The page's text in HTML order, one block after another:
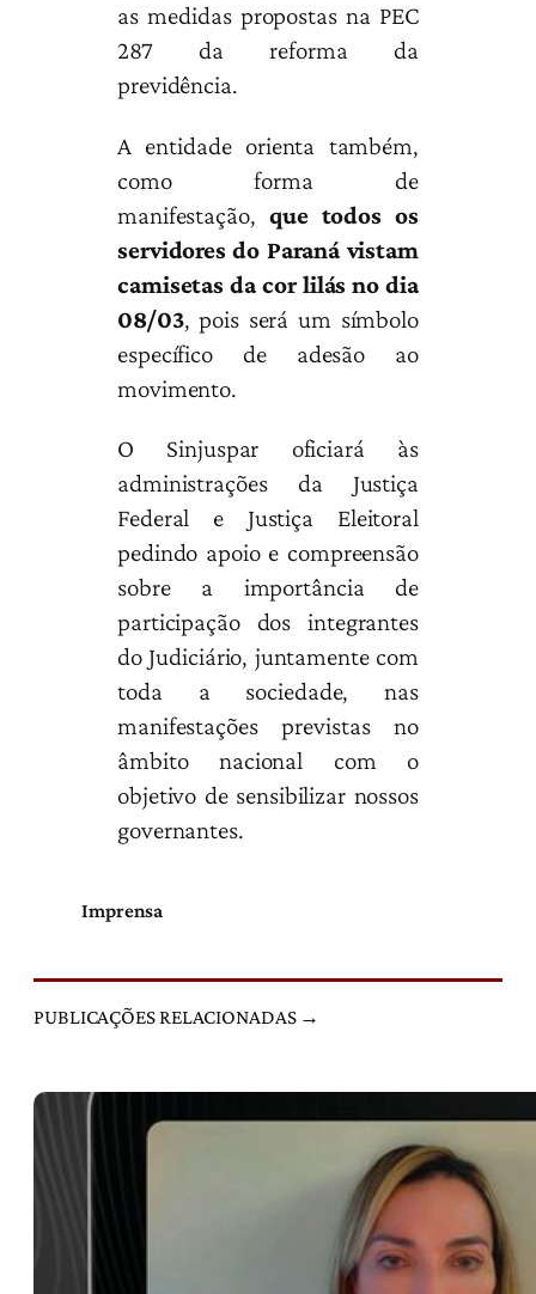
as medidas propostas na PEC
287 da reforma da
previdência.
A entidade orienta também,
como forma de
manifestação, que todos os
servidores do Paraná vistam
camisetas da cor lilás no dia
08/03, pois será um símbolo
específico de adesão ao
movimento.
O Sinjuspar oficiará às
administrações da Justiça
Federal e Justiça Eleitoral
pedindo apoio e compreensão
sobre a importância de
participação dos integrantes
do Judiciário, juntamente com
toda a sociedade, nas
manifestações previstas no
âmbito nacional com o
objetivo de sensibilizar nossos
governantes.
Imprensa
PUBLICAÇÕES RELACIONADAS →